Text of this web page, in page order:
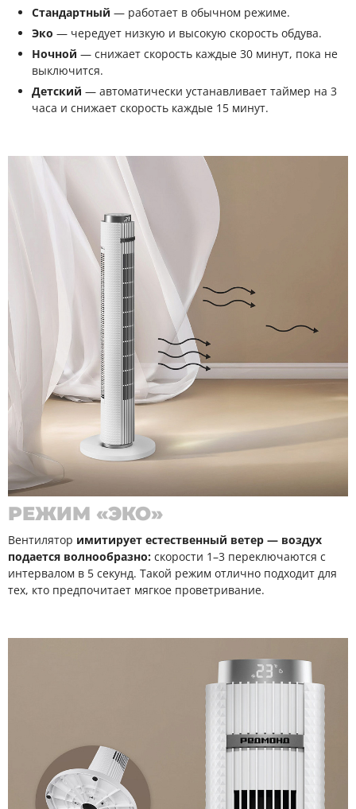
Стандартный — работает в обычном режиме.
Эко — чередует низкую и высокую скорость обдува.
Ночной — снижает скорость каждые 30 минут, пока не
выключится.
Детский — автоматически устанавливает таймер на 3
часа и снижает скорость каждые 15 минут.
РЕЖИМ «ЭКО»
Вентилятор имитирует естественный ветер — воздух
подается волнообразно: скорости 1–3 переключаются с
интервалом в 5 секунд. Такой режим отлично подходит для
тех, кто предпочитает мягкое проветривание.